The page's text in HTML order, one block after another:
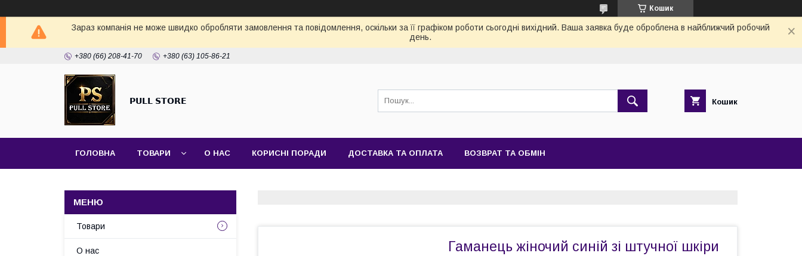
Кошик
Зараз компанія не може швидко обробляти замовлення та повідомлення, оскільки за її графіком роботи сьогодні вихідний. Ваша заявка буде оброблена в найближчий робочий
день.
+380 (66) 208-41-70 +380 (63) 105-86-21
𝗣𝗨𝗟𝗟 𝗦𝗧𝗢𝗥𝗘 Кошик
ГОЛОВНА ТОВАРИ О НАС КОРИСНІ ПОРАДИ ДОСТАВКА ТА ОПЛАТА ВОЗВРАТ ТА ОБМІН
Гаманець жіночий синій зі штучної шкіри
Товари
О нас